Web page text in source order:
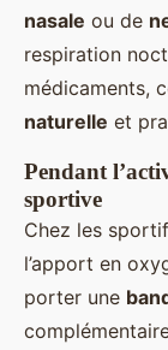
nasale ou de
respiration
médicaments,
naturelle et
Pendant
sportive
Chez les
l’apport en
porter une